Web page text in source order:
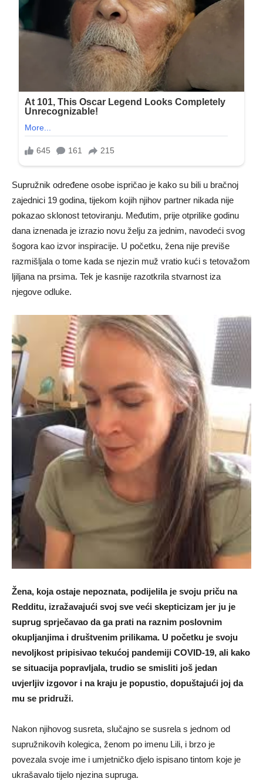
Supružnik određene osobe ispričao je kako su bili u bračnoj
zajednici 19 godina, tijekom kojih njihov partner nikada nije
pokazao sklonost tetoviranju. Međutim, prije otprilike godinu
dana iznenada je izrazio novu želju za jednim, navodeći svog
šogora kao izvor inspiracije. U početku, žena nije previše
razmišljala o tome kada se njezin muž vratio kući s tetovažom
ljiljana na prsima. Tek je kasnije razotkrila stvarnost iza
njegove odluke.
Žena, koja ostaje nepoznata, podijelila je svoju priču na
Redditu, izražavajući svoj sve veći skepticizam jer ju je
suprug sprječavao da ga prati na raznim poslovnim
okupljanjima i društvenim prilikama. U početku je svoju
nevoljkost pripisivao tekućoj pandemiji COVID-19, ali kako
se situacija popravljala, trudio se smisliti još jedan
uvjerljiv izgovor i na kraju je popustio, dopuštajući joj da
mu se pridruži.
Nakon njihovog susreta, slučajno se susrela s jednom od
supružnikovih kolegica, ženom po imenu Lili, i brzo je
povezala svoje ime i umjetničko djelo ispisano tintom koje je
ukrašavalo tijelo njezina supruga.